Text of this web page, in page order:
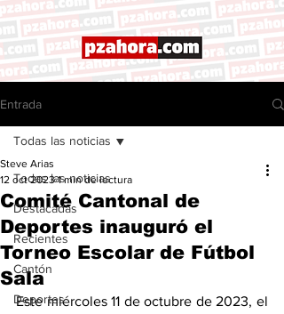
Entrada
Todas las noticias
Destacadas
Recientes
Cantón
Deportes
Todas las noticias
Comité Cantonal de
Deportes inauguró el
Torneo Escolar de Fútbol
Sala
Steve Arias
12 oct 2023 1 min de lectura
Este miércoles 11 de octubre de 2023, el